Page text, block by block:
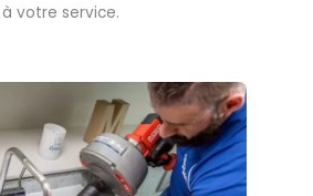
à votre service.